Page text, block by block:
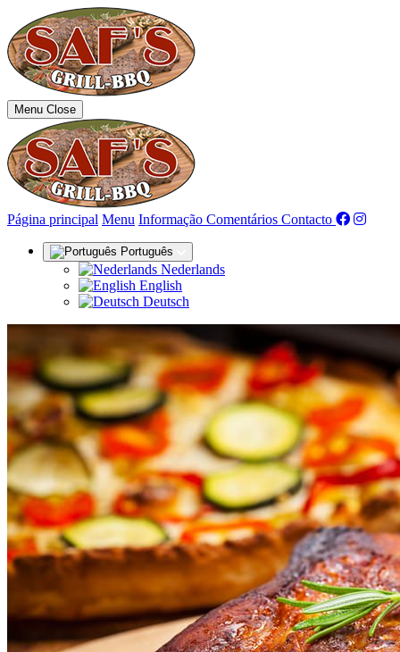
Menu Close
Página principal Menu Informação Comentários Contacto (actual)
Português
Nederlands
English
Deutsch